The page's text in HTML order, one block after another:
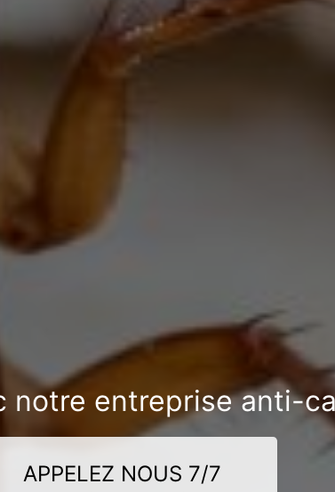
notre entreprise anti-
APPELEZ NOUS 7/7